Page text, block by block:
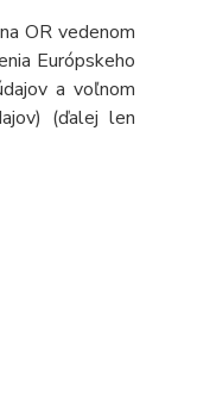
OR vedenom
Európskeho
a voľnom
(ďalej len